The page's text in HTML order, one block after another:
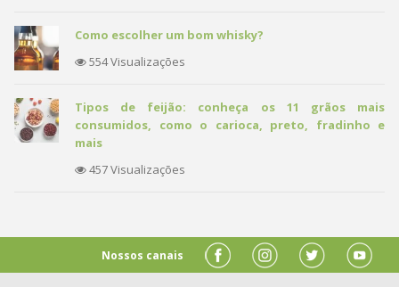
Como escolher um bom whisky?
554 Visualizações
Tipos de feijão: conheça os 11 grãos mais
consumidos, como o carioca, preto, fradinho e
mais
457 Visualizações
Nossos canais